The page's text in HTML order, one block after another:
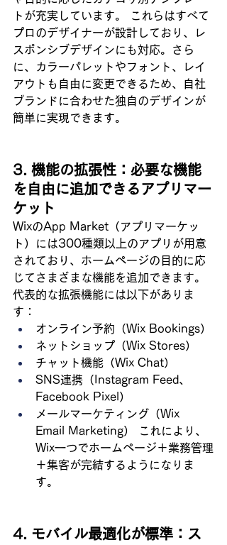
トが充実しています。 これらはすべて
プロのデザイナーが設計しており、レ
スポンシブデザインにも対応。さら
に、カラーパレットやフォント、レイ
アウトも自由に変更できるため、自社
ブランドに合わせた独自のデザインが
簡単に実現できます。
3. 機能の拡張性：必要な機能
を自由に追加できるアプリマー
ケット
WixのApp Market（アプリマーケッ
ト）には300種類以上のアプリが用意
されており、ホームページの目的に応
じてさまざまな機能を追加できます。
代表的な拡張機能には以下がありま
す：
オンライン予約（Wix Bookings）
ネットショップ（Wix Stores）
チャット機能（Wix Chat）
SNS連携（Instagram Feed、
Facebook Pixel）
メールマーケティング（Wix
Email Marketing） これにより、
Wix一つでホームページ＋業務管理
＋集客が完結するようになりま
す。
4. モバイル最適化が標準：ス